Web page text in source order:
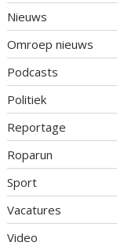
Nieuws
Omroep nieuws
Podcasts
Politiek
Reportage
Roparun
Sport
Vacatures
Video